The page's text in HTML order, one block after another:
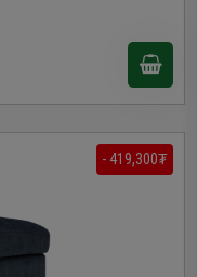
- 419,300₮